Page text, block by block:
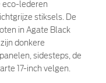
eco-lederen
stiksels. De
in Agate Black
donkere
sidesteps, de
17-inch velgen.